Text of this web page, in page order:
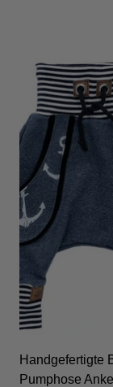
Handgefertigte
Pumphose